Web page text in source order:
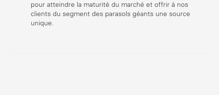
pour atteindre la maturité du marché et offrir à nos
clients du segment des parasols géants une source
unique.